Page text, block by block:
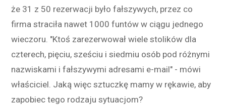
że 31 z 50 rezerwacji było fałszywych, przez co
firma straciła nawet 1000 funtów w ciągu jednego
wieczoru. "Ktoś zarezerwował wiele stolików dla
czterech, pięciu, sześciu i siedmiu osób pod różnymi
nazwiskami i fałszywymi adresami e-mail" - mówi
właściciel. Jaką więc sztuczkę mamy w rękawie, aby
zapobiec tego rodzaju sytuacjom?